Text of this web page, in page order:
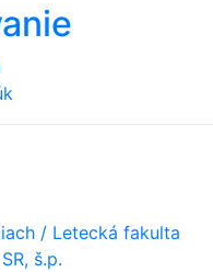
/ Letecká fakulta
š.p.